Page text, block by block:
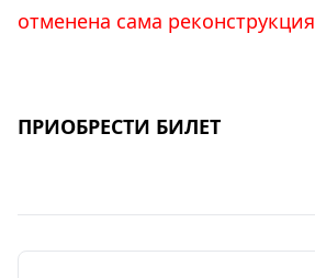
отменена сама реконструкция
ПРИОБРЕСТИ БИЛЕТ